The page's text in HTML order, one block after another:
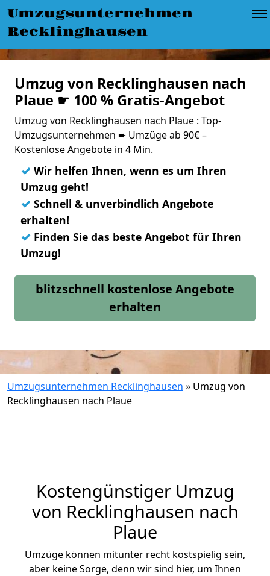
Umzugsunternehmen
Recklinghausen
Umzug von Recklinghausen nach
Plaue ☛ 100 % Gratis-Angebot
Umzug von Recklinghausen nach Plaue : Top-
Umzugsunternehmen ➨ Umzüge ab 90€ –
Kostenlose Angebote in 4 Min.
✓ Wir helfen Ihnen, wenn es um Ihren
Umzug geht!
✓ Schnell & unverbindlich Angebote
erhalten!
✓ Finden Sie das beste Angebot für Ihren
Umzug!
blitzschnell kostenlose Angebote
erhalten
Umzugsunternehmen Recklinghausen » Umzug von
Recklinghausen nach Plaue
Kostengünstiger Umzug
von Recklinghausen nach
Plaue
Umzüge können mitunter recht kostspielig sein,
aber keine Sorge, denn wir sind hier, um Ihnen